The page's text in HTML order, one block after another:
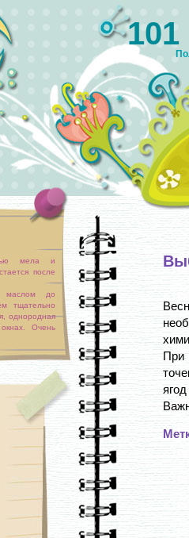
мела и
после
до
тщательно
однородная
Очень
для узких
(в/с или 1-
При